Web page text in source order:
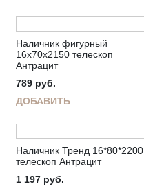
Наличник фигурный
16х70х2150 телескоп
Антрацит
789 руб.
ДОБАВИТЬ
Наличник Тренд 16*80*2200
телескоп Антрацит
1 197 руб.